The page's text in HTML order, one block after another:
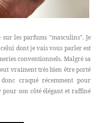
les parfums "masculins". Je
dont je vais vous parler est
conventionnels. Malgré sa
vraiment très bien être porté
craqué récemment pour
pour son côté élégant et raffiné